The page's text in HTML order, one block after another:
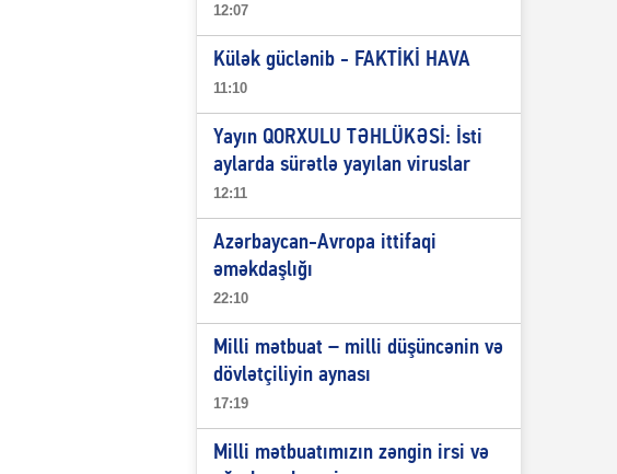
12:07
Külək güclənib - FAKTİKİ HAVA
11:10
Yayın QORXULU TƏHLÜKƏSİ: İsti
aylarda sürətlə yayılan viruslar
12:11
Azərbaycan-Avropa ittifaqi
əməkdaşlığı
22:10
Milli mətbuat – milli düşüncənin və
dövlətçiliyin aynası
17:19
Milli mətbuatımızın zəngin irsi və